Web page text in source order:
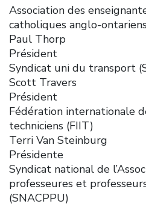
Association des
catholiques anglo-
Paul Thorp
Président
Syndicat uni du transport
Scott Travers
Président
Fédération internationale
techniciens (FIIT)
Terri Van Steinburg
Présidente
Syndicat national de
professeures et
(SNACPPU)